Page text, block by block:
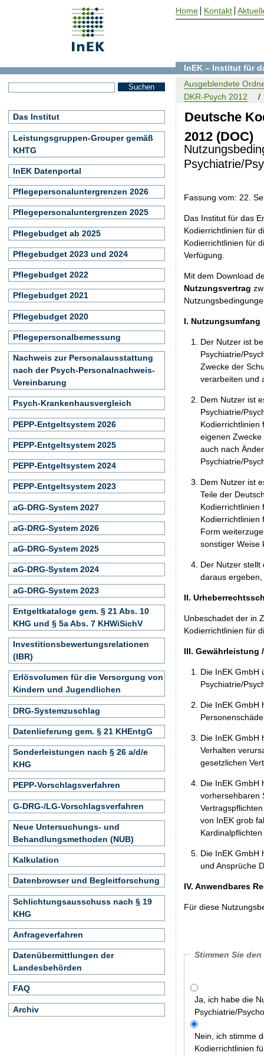
Deutsche
2012 (DOC)
Psychiatrie/
Fassung vom: 22.
Das Institut für das
Kodierrichtlinien für
Kodierrichtlinien für
Verfügung.
Mit dem Download
Nutzungsvertrag
I. Nutzungsumfang
Der Nutzer ist
Psychiatrie/
Zwecke der
verarbeiten und
Dem Nutzer ist
Psychiatrie/
Kodierrichtlinien
eigenen
auch nach
Psychiatrie/
Dem Nutzer ist
Teile der
Kodierrichtlinien
Kodierrichtlinien
Form
sonstiger Weise
Der Nutzer stellt
daraus
II.
Unbeschadet der in
Kodierrichtlinien für
III. Gewährleistung
Die InEK GmbH
Psychiatrie/
Die InEK GmbH
Die InEK GmbH
Verhalten
gesetzlichen
Die InEK GmbH
vorhersehbaren
von InEK grob
Die InEK GmbH
und Ansprüche
IV. Anwendbares
Für diese
Stimmen Sie
Ja, ich habe die
Psychiatrie/
Nein, ich stimme
Kodierrichtlinien
InEK – Institut für
Ausgeblendete
DKR-Psych 2012
Das Institut
Leistungsgruppen-Grouper gemäß
KHTG
InEK Datenportal
Pflegepersonaluntergrenzen 2026
Pflegepersonaluntergrenzen 2025
Pflegebudget ab 2025
Pflegebudget 2023 und 2024
Pflegebudget 2022
Pflegebudget 2021
Pflegebudget 2020
Pflegepersonalbemessung
Nachweis zur Personalausstattung
nach der Psych-Personalnachweis-
Vereinbarung
Psych-Krankenhausvergleich
PEPP-Entgeltsystem 2026
PEPP-Entgeltsystem 2025
PEPP-Entgeltsystem 2024
PEPP-Entgeltsystem 2023
aG-DRG-System 2027
aG-DRG-System 2026
aG-DRG-System 2025
aG-DRG-System 2024
aG-DRG-System 2023
Entgeltkataloge gem. § 21 Abs. 10
KHG und § 5a Abs. 7 KHWiSichV
Investitionsbewertungsrelationen
(IBR)
Erlösvolumen für die Versorgung von
Kindern und Jugendlichen
DRG-Systemzuschlag
Datenlieferung gem. § 21 KHEntgG
Sonderleistungen nach § 26 a/d/e
KHG
PEPP-Vorschlagsverfahren
G-DRG-/LG-Vorschlagsverfahren
Neue Untersuchungs- und
Behandlungsmethoden (NUB)
Kalkulation
Datenbrowser und Begleitforschung
Schlichtungsausschuss nach § 19
KHG
Anfrageverfahren
Datenübermittlungen der
Landesbehörden
FAQ
Archiv
Home Kontakt